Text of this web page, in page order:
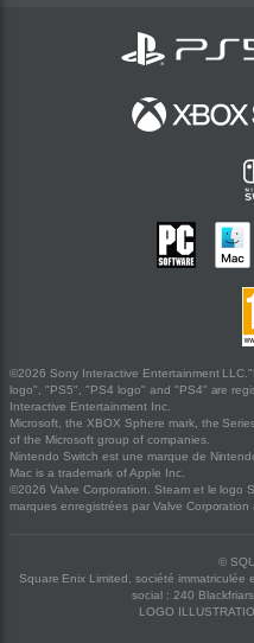
©2026 Sony Interactive Entertainment
logo", "PS5", "PS4 logo" and "PS4" are
Interactive Entertainment Inc.
Microsoft, the XBOX Sphere mark, the
of the Microsoft group of companies.
Nintendo Switch est une marque de
Mac is a trademark of Apple Inc.
©2026 Valve Corporation. Steam et le logo
marques enregistrées par Valve
©
Square Enix Limited, société
social : 240
LOGO